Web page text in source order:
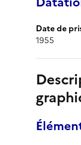
Date de
1955